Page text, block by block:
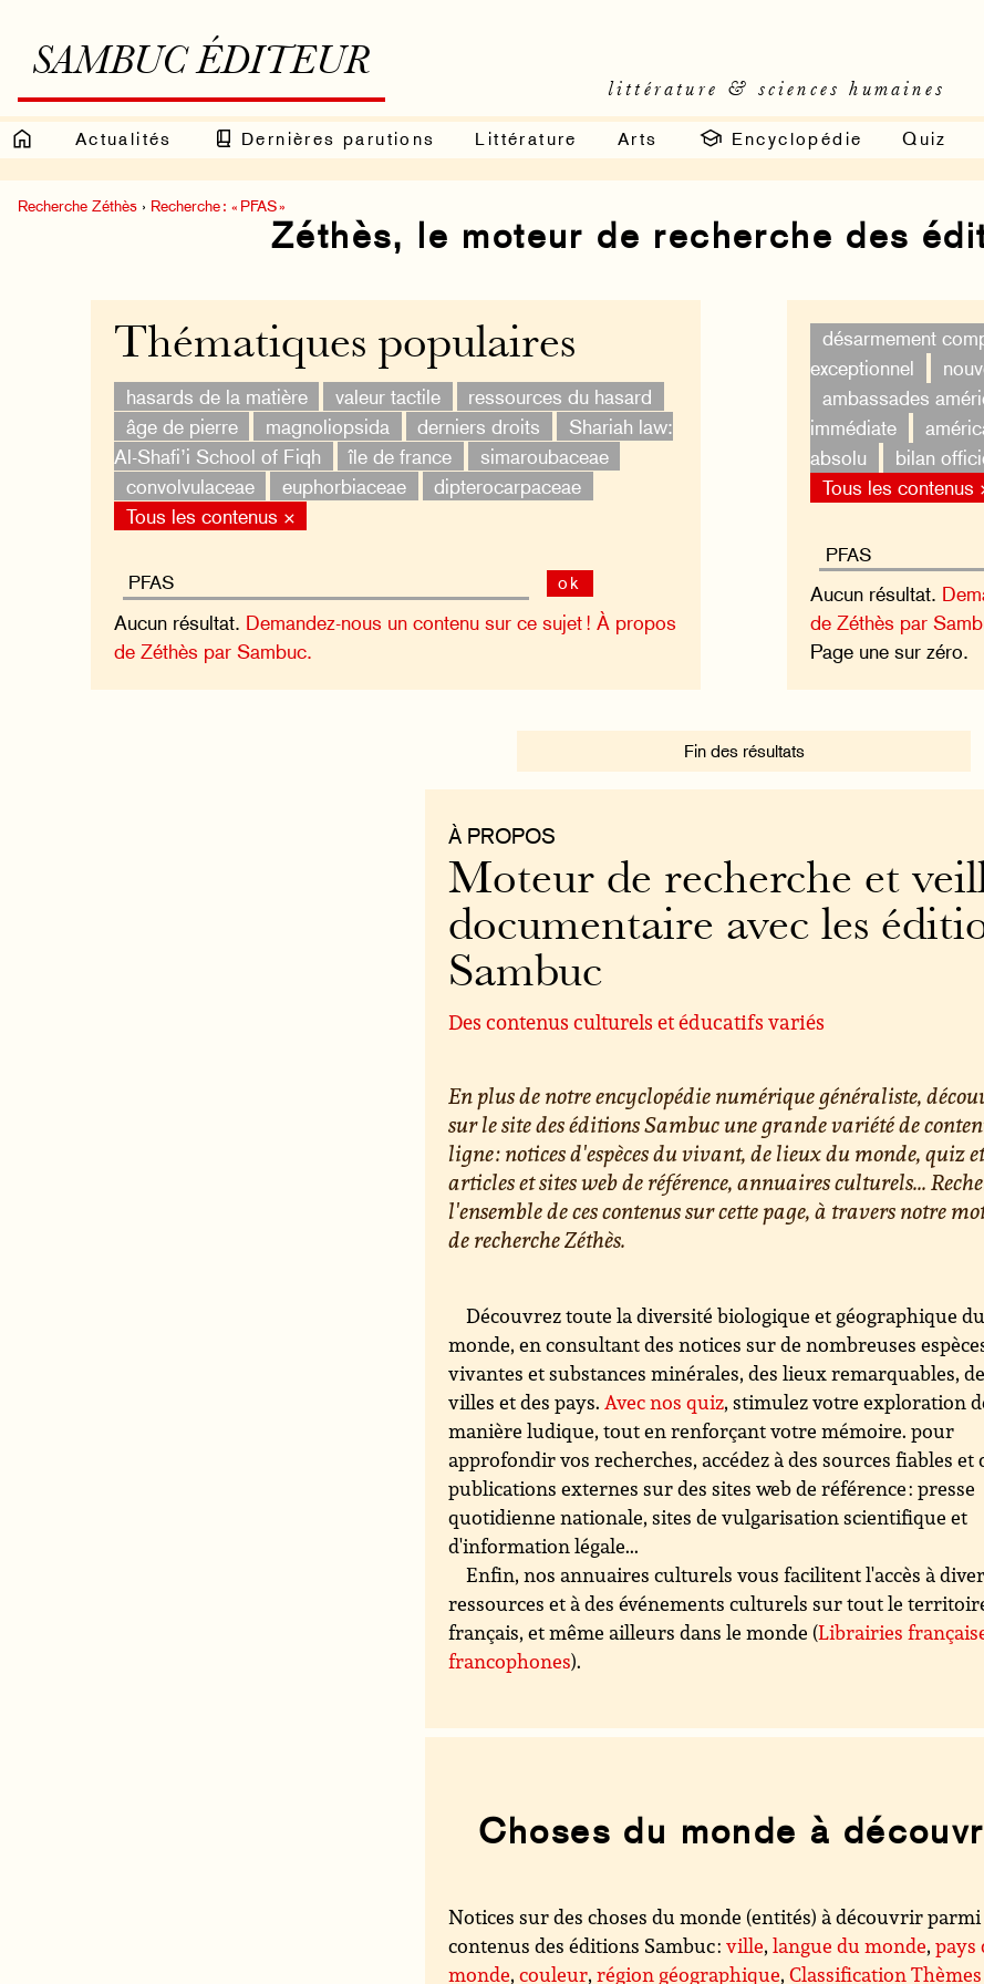
SAMBUC ÉDITEUR
littérature & sciences humaines
Actualités Dernières parutions Littérature Arts Encyclopédie Quiz
Recherche Zéthès › Recherche : « PFAS »
Zéthès, le moteur de recherche des
désarmement
exceptionnel
ambassades
immédiate
absolu
bilan
Tous les contenus
Aucun résultat.
de Zéthès par
Page une sur zéro.
Thématiques populaires
hasards de la matière valeur tactile
ressources du hasard
âge de pierre
magnoliopsida derniers droits
Shariah law:
Al-Shafi’i School of Fiqh
île de france
simaroubaceae
convolvulaceae
euphorbiaceae
dipterocarpaceae
Tous les contenus ×
ok
Aucun résultat. Demandez-nous un contenu sur ce sujet ! À propos
de Zéthès par Sambuc.
Fin des résultats
À PROPOS
Moteur de recherche et
documentaire avec les
Sambuc
Des contenus culturels et éducatifs variés
En plus de notre encyclopédie numérique généraliste,
sur le site des éditions Sambuc une grande variété de
ligne : notices d'espèces du vivant, de lieux du monde, quiz
articles et sites web de référence, annuaires culturels...
l'ensemble de ces contenus sur cette page, à travers notre
de recherche Zéthès.
Découvrez toute la diversité biologique et géographique du
monde, en consultant des notices sur de nombreuses
vivantes et substances minérales, des lieux remarquables,
villes et des pays.Avec nos quiz, stimulez votre exploration
manière ludique, tout en renforçant votre mémoire. pour
approfondir vos recherches, accédez à des sources fiables et
publications externes sur des sites web de référence : presse
quotidienne nationale, sites de vulgarisation scientifique et
d'information légale...
Enfin, nos annuaires culturels vous facilitent l'accès à
ressources et à des événements culturels sur tout le
français, et même ailleurs dans le monde (Librairies
francophones).
Choses du monde à
Notices sur des choses du monde (entités) à découvrir parmi
contenus des éditions Sambuc :ville,langue du monde,pays
monde,couleur,région géographique,Classification